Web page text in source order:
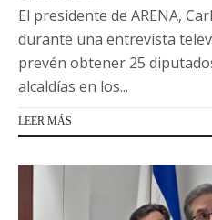
El presidente de ARENA,
durante una entrevista
prevén obtener 25
alcaldías en los...
LEER MÁS